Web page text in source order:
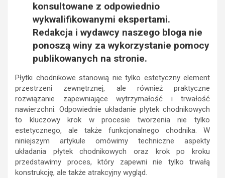
konsultowane z odpowiednio
wykwalifikowanymi ekspertami.
Redakcja i wydawcy naszego bloga nie
ponoszą winy za wykorzystanie pomocy
publikowanych na stronie.
Płytki chodnikowe stanowią nie tylko estetyczny element
przestrzeni zewnętrznej, ale również praktyczne
rozwiązanie zapewniające wytrzymałość i trwałość
nawierzchni. Odpowiednie układanie płytek chodnikowych
to kluczowy krok w procesie tworzenia nie tylko
estetycznego, ale także funkcjonalnego chodnika. W
niniejszym artykule omówimy techniczne aspekty
układania płytek chodnikowych oraz krok po kroku
przedstawimy proces, który zapewni nie tylko trwałą
konstrukcję, ale także atrakcyjny wygląd.